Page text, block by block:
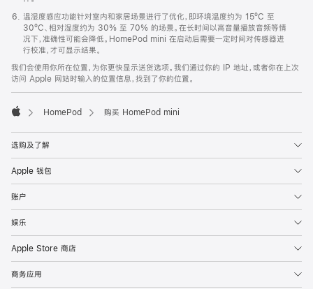
温湿度感应功能针对室内和家居场景进行了优化，即环境温度约为 15ºC 至
30ºC、相对湿度约为 30% 至 70% 的场景。在长时间以高音量播放音频等情
况下，准确性可能会降低。HomePod mini 在启动后需要一定时间对传感器进
行校准，才可显示结果。
我们会使用你所在位置，为你更快显示送货选项。我们通过你的 IP 地址，或者你在上次
访问 Apple 网站时输入的位置信息，找到了你的位置。
HomePod 购买 HomePod mini
选购及了解
Apple 钱包
账户
娱乐
Apple Store 商店
商务应用